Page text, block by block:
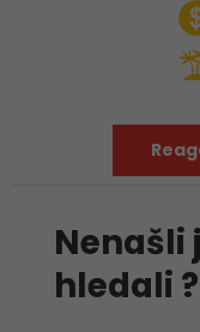
Nenašli
hledali ?